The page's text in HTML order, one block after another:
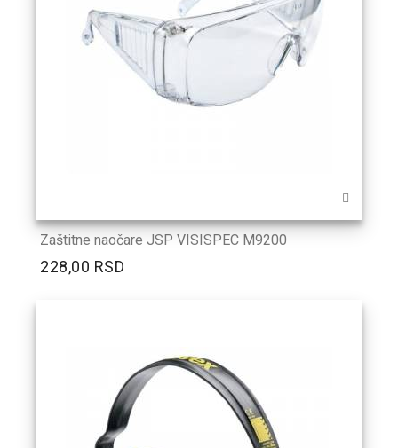
Zaštitne naočare JSP VISISPEC M9200
228,00 RSD